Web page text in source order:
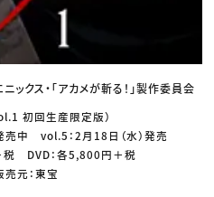
クス・「アカメが斬る！」製作委員会
初回生産限定版）
中 vol.5：2月18日（水）発売
DVD：各5,800円＋税
売元：東宝